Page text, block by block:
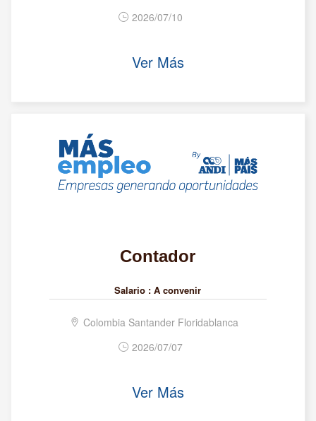
2026/07/10
Ver Más
Contador
Salario : A convenir
Colombia Santander Floridablanca
2026/07/07
Ver Más